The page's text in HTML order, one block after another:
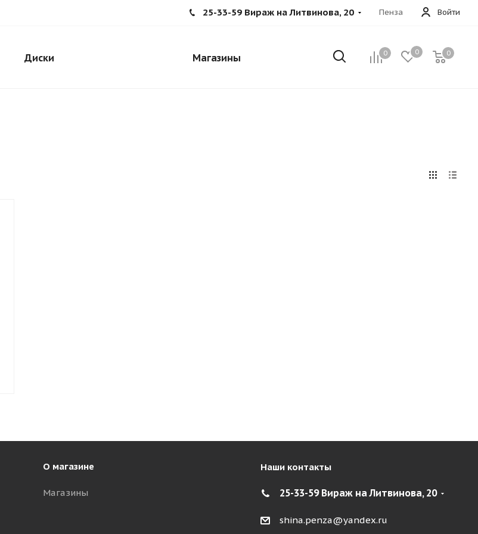
Войти
Пенза
25-33-59 Вираж на Литвинова, 20
0 0 0
Диски Магазины
О магазине
Магазины
Наши контакты
25-33-59 Вираж на Литвинова, 20
shina.penza@yandex.ru